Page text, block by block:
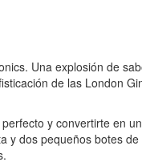
Una explosión de
de las London
y convertirte en
dos pequeños botes